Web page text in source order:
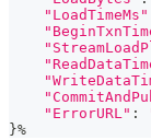
"LoadTimeMs"
"ErrorURL" :
}%